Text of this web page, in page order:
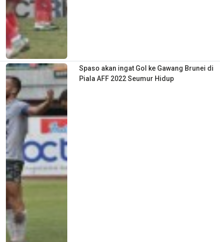
Spaso akan ingat Gol ke Gawang Brunei di
Piala AFF 2022 Seumur Hidup